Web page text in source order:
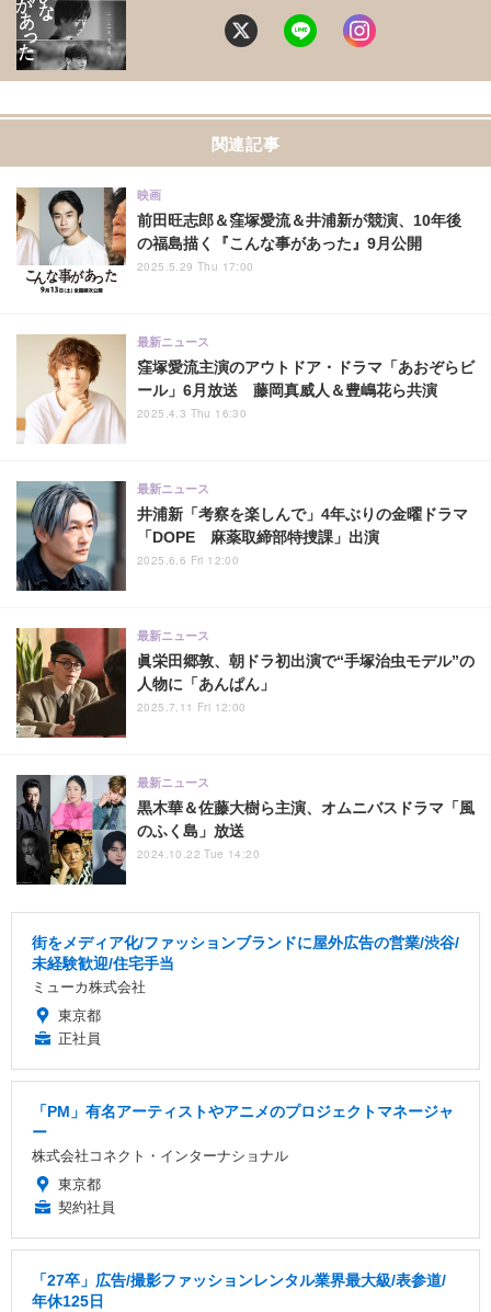
関連記事
前田旺志郎＆窪塚愛流＆井浦新が競演、10年後
の福島描く『こんな事があった』9月公開
映画
2025.5.29 Thu 17:00
窪塚愛流主演のアウトドア・ドラマ「あおぞらビ
ール」6月放送 藤岡真威人＆豊嶋花ら共演
最新ニュース
2025.4.3 Thu 16:30
井浦新「考察を楽しんで」4年ぶりの金曜ドラマ
「DOPE 麻薬取締部特捜課」出演
最新ニュース
2025.6.6 Fri 12:00
眞栄田郷敦、朝ドラ初出演で“手塚治虫モデル”の
人物に「あんぱん」
最新ニュース
2025.7.11 Fri 12:00
黒木華＆佐藤大樹ら主演、オムニバスドラマ「風
のふく島」放送
最新ニュース
2024.10.22 Tue 14:20
街をメディア化/ファッションブランドに屋外広告の営業/渋谷/
未経験歓迎/住宅手当
ミューカ株式会社
東京都
正社員
「PM」有名アーティストやアニメのプロジェクトマネージャ
ー
株式会社コネクト・インターナショナル
東京都
契約社員
「27卒」広告/撮影ファッションレンタル業界最大級/表参道/
年休125日